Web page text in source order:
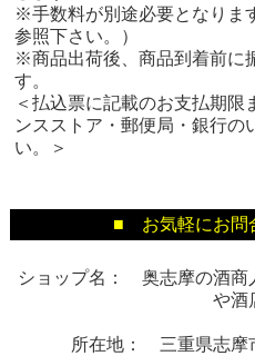
※手数料が別途必要となりま
参照下さい。）
※商品出荷後、商品到着前に
す。
＜払込票に記載のお支払期
ンスストア・郵便局・銀行の
い。＞
■ お気軽にお問
ショップ名： 奥志摩の酒商
や酒
所在地： 三重県志摩